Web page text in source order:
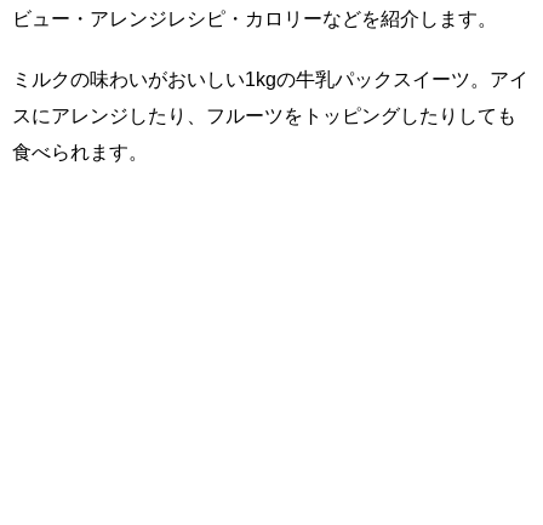
ビュー・アレンジレシピ・カロリーなどを紹介します。
ミルクの味わいがおいしい1kgの牛乳パックスイーツ。アイ
スにアレンジしたり、フルーツをトッピングしたりしても
食べられます。